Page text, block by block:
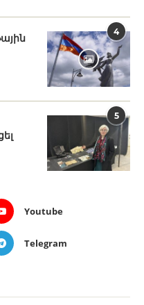
4
5
Youtube
Telegram